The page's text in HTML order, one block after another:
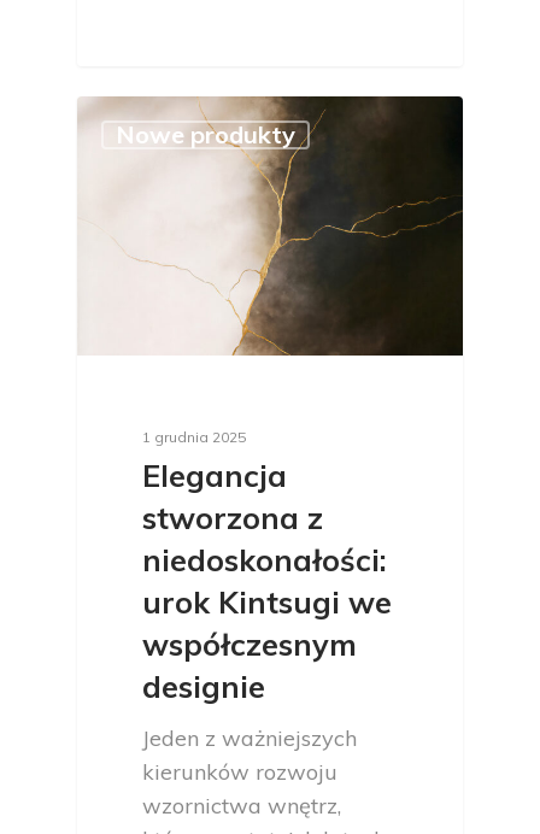
Nowe produkty
1 grudnia 2025
Elegancja
stworzona z
niedoskonałości:
urok Kintsugi we
współczesnym
designie
Jeden z ważniejszych
kierunków rozwoju
wzornictwa wnętrz,